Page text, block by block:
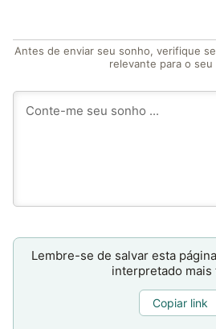
Antes de enviar seu sonho, verifique
relevante para o seu
Lembre-se de salvar esta
interpretado mais
Copiar link